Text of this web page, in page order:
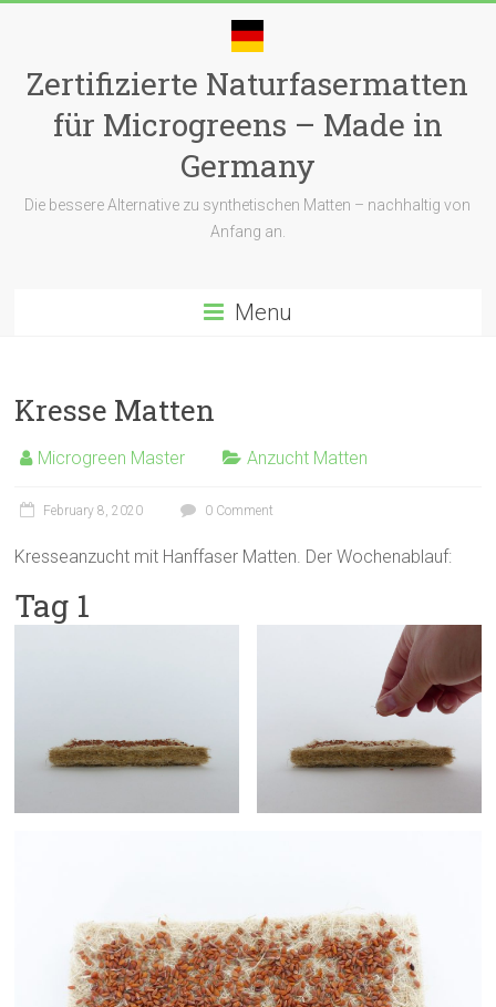
Zertifizierte Naturfasermatten
für Microgreens – Made in
Germany
Die bessere Alternative zu synthetischen Matten – nachhaltig von
Anfang an.
Menu
Kresse Matten
Microgreen Master Anzucht Matten
February 8, 2020 0 Comment
Kresseanzucht mit Hanffaser Matten. Der Wochenablauf:
Tag 1